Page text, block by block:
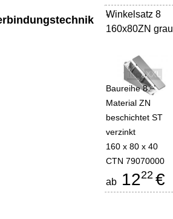
Winkelsatz 8
160x80ZN grau
-
Baureihe 8
Material ZN
beschichtet ST
verzinkt
160 x 80 x 40
CTN 79070000
ab 1222 €